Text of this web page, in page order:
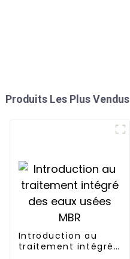
Produits Les Plus Vendus
Introduction au
traitement intégré